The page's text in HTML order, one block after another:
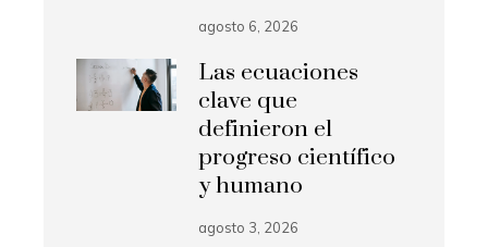
agosto 6, 2026
Las ecuaciones
clave que
definieron el
progreso científico
y humano
agosto 3, 2026